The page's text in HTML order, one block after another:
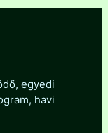
egyedi
havi